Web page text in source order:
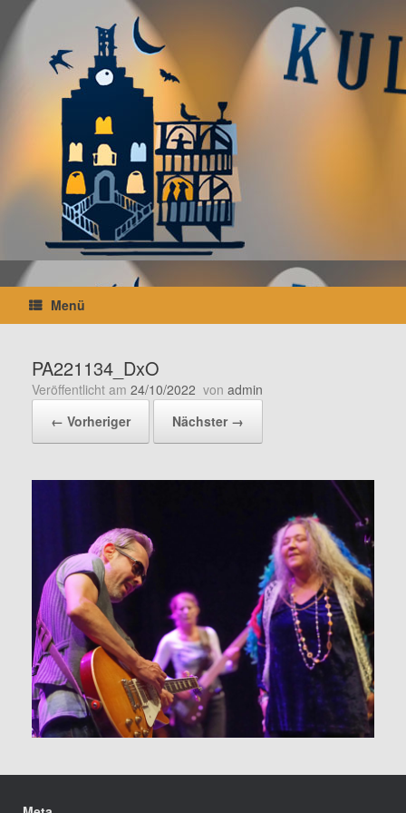
Inhalt
springen
Menü
PA221134_DxO
Veröffentlicht am 24/10/2022 von admin
← Vorheriger
Nächster →